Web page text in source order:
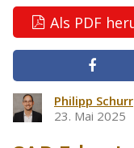
Als PDF
Philipp Schurr
23. Mai 2025